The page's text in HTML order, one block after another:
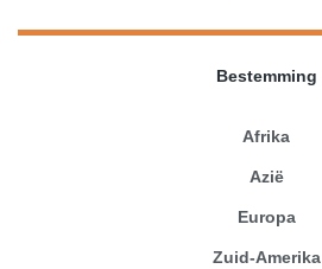
Bestemming
Afrika
Azië
Europa
Zuid-Amerika